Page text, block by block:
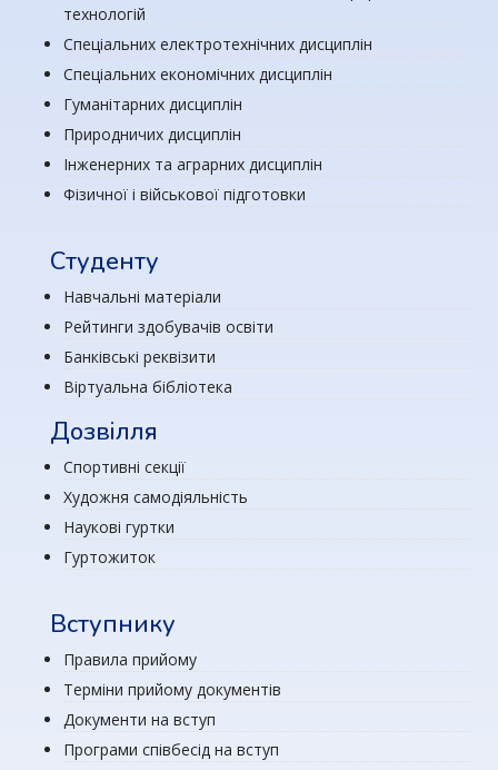
технологій
Спеціальних електротехнічних дисциплін
Спеціальних економічних дисциплін
Гуманітарних дисциплін
Природничих дисциплін
Інженерних та аграрних дисциплін
Фізичної і військової підготовки
Студенту
Навчальні матеріали
Рейтинги здобувачів освіти
Банківські реквізити
Віртуальна бібліотека
Дозвілля
Спортивні секції
Художня самодіяльність
Наукові гуртки
Гуртожиток
Вступнику
Правила прийому
Терміни прийому документів
Документи на вступ
Програми співбесід на вступ